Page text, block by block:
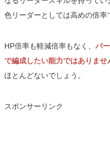
色リーダーとしては高めの倍率
HP倍率も軽減倍率もなく、パ
で編成したい能力ではありませ
ほとんどないでしょう。
スポンサーリンク